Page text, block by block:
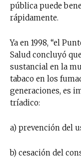
pública puede
rápidamente.
Ya en 1998, “el
Salud concluyó
sustancial en la
tabaco en los
generaciones, es
tríadico:
a) prevención del
b) cesación del